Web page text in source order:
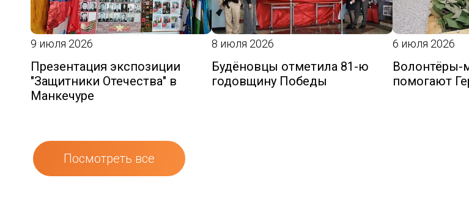
9 июля 2026
Презентация экспозиции
"Защитники Отечества" в
Манкечуре
8 июля 2026
Будёновцы отметила 81-ю
годовщину Победы
6 июля 2026
Волонтёры-
помогают
Посмотреть все